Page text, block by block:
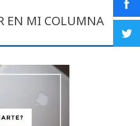
EN MI COLUMNA